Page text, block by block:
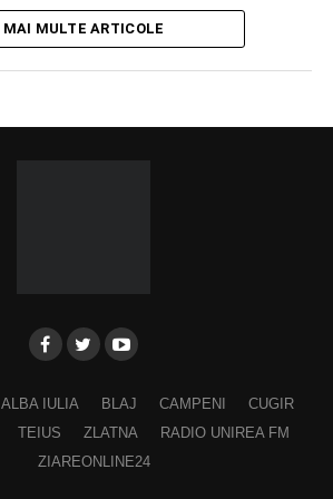
MAI MULTE ARTICOLE
ALBA IULIA BLAJ CAMPENI
CUGIR
TEIUS ZLATNA
RADIO UNIREA FM
ZIAREONLINE24